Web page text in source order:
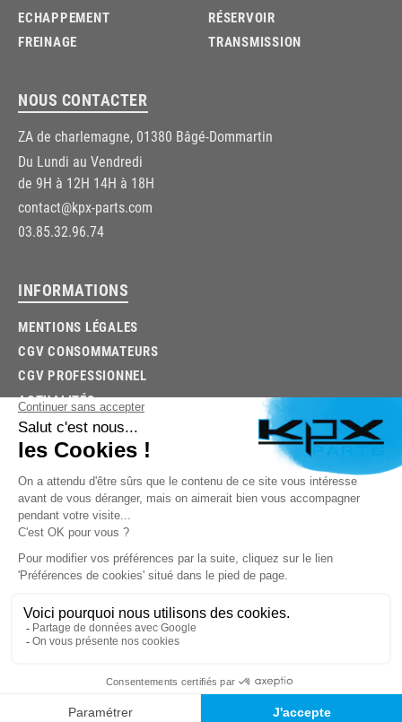
03.85.32.96.74
© 2026 -KPX PARTS- SITE CRÉÉ PARLET'S CLIC
ECHAPPEMENT
FREINAGE
RÉSERVOIR
TRANSMISSION
NOUS CONTACTER
ZA de charlemagne, 01380 Bâgé-Dommartin
Du Lundi au Vendredi
de 9H à 12H 14H à 18H
contact@kpx-parts.com
03.85.32.96.74
INFORMATIONS
MENTIONS LÉGALES
CGV CONSOMMATEURS
CGV PROFESSIONNEL
ACTUALITÉS
TROUVEZ LA BONNE PIÈCE RAPIDEMENT
03.85.32.96.74